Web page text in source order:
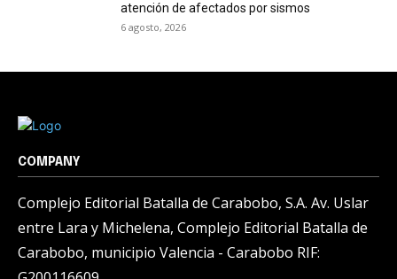
atención de afectados por sismos
6 agosto, 2026
COMPANY
Complejo Editorial Batalla de Carabobo, S.A. Av. Uslar
entre Lara y Michelena, Complejo Editorial Batalla de
Carabobo, municipio Valencia - Carabobo RIF: